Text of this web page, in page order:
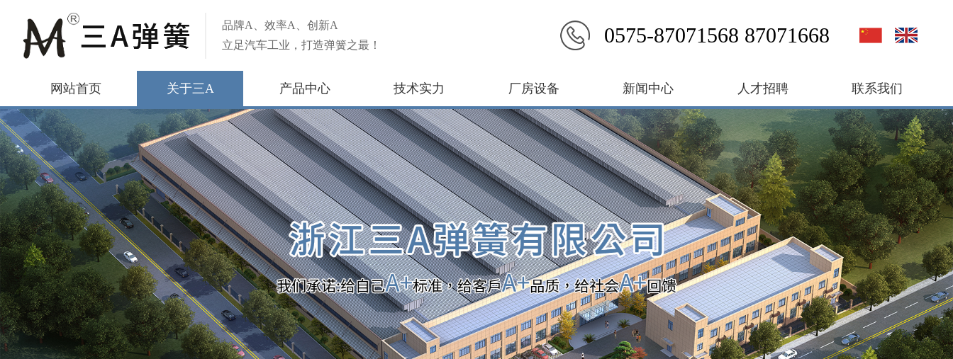
品牌A、效率A、创新A
立足汽车工业，打造弹簧之最！
0575-87071568 87071668
网站首页 关于三A 产品中心 技术实力 厂房设备 新闻中心 人才招聘 联系我们